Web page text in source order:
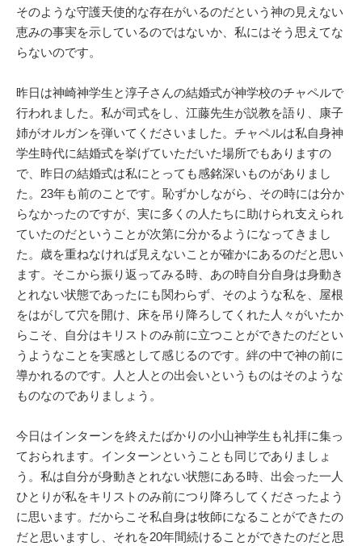
そのような守護天使的な存在がいるのだという神の見えない
恵みの事実を示しているのではないか、私にはそう思えてな
らないのです。
昨日は神崎神学生と淳子さんの結婚式が神学校のチャペルで
行われました。私が司式をし、江藤先生が説教を語り、康子
姉がオルガンを弾いてくださいました。チャペルは私自身神
学生時代に結婚式を挙げていただいた場所でもありますの
で、昨日の結婚式は私にとっても感銘深いものがありまし
た。23年も前のことです。恥ずかしながら、その時には分か
らなかったのですが、実に多くの人たちに助けられ支えられ
ていたのだということが次第に分かるようになってきまし
た。歳を重ねなければ見えないことが確かにあるのだと思い
ます。そこから振り返ってみる時、あの時自分自身は身動き
とれない状態であったにも関わらず、そのような私を、屋根
をはがして穴を開け、床を吊り降ろしてくれた人々がいたか
らこそ、自分はキリストのみ前に立つことができたのだとい
うようなことを実感として感じるのです。絆の中で神の前に
導かれるのです。人と人との出会いというものはそのような
ものなのでありましょう。
今日はインターンを終えたばかりの小山神学生も礼拝に集っ
ておられます。インターンということも同じでありましょ
う。私は自分が身動きとれない状態にある時、出会った一人
ひとりが私をキリストのみ前につり降ろしてくださったよう
に思います。だからこそ私自身は牧師になることができたの
だと思いますし、それを20年間続けることができたのだと思